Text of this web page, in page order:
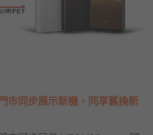
市同步展示新機，同享舊換新